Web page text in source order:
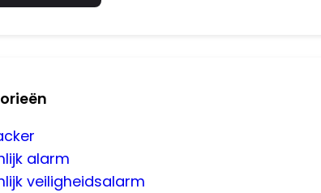
alarm
veiligheidsalarm